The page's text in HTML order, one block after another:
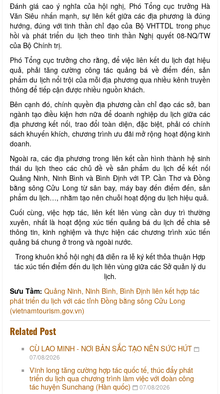
Đánh giá cao ý nghĩa của hội nghị, Phó Tổng cục trưởng Hà
Văn Siêu nhấn mạnh, sự liên kết giữa các địa phương là đúng
hướng, đúng với tinh thần chỉ đạo của Bộ VHTTDL trong phục
hồi và phát triển du lịch theo tinh thần Nghị quyết 08-NQ/TW
của Bộ Chính trị.
Phó Tổng cục trưởng cho rằng, để việc liên kết du lịch đạt hiệu
quả, phải tăng cường công tác quảng bá về điểm đến, sản
phẩm du lịch nổi trội của mỗi địa phương qua nhiều kênh truyền
thông để tiếp cận được nhiều nguồn khách.
Bên cạnh đó, chính quyền địa phương cần chỉ đạo các sở, ban
ngành tạo điều kiện hơn nữa để doanh nghiệp du lịch giữa các
địa phương kết nối, trao đổi toàn diện, đặc biệt, phải có chính
sách khuyến khích, chương trình ưu đãi mở rộng hoạt động kinh
doanh.
Ngoài ra, các địa phương trong liên kết cần hình thành hệ sinh
thái du lịch theo các chủ đề về sản phẩm du lịch để kết nối
Quảng Ninh, Ninh Bình và Bình Định với TP. Cần Thơ và Đồng
bằng sông Cửu Long từ sân bay, máy bay đến điểm đến, sản
phẩm du lịch…, nhằm tạo nên chuỗi hoạt động du lịch hiệu quả.
Cuối cùng, việc hợp tác, liên kết liên vùng cần duy trì thường
xuyên, nhất là hoạt động xúc tiến quảng bá du lịch để chia sẻ
thông tin, kinh nghiệm và thực hiện các chương trình xúc tiến
quảng bá chung ở trong và ngoài nước.
Trong khuôn khổ hội nghị đã diễn ra lễ ký kết thỏa thuận Hợp
tác xúc tiến điểm đến du lịch liên vùng giữa các Sở quản lý du
lịch.
Sưu Tầm: Quảng Ninh, Ninh Bình, Bình Định liên kết hợp tác
phát triển du lịch với các tỉnh Đồng bằng sông Cửu Long
(vietnamtourism.gov.vn)
Related Post
CÙ LAO MINH - NƠI BẢN SẮC TẠO NÊN SỨC HÚT
07/08/2026
Vĩnh long tăng cường hợp tác quốc tế, thúc đẩy phát
triển du lịch qua chương trình làm việc với đoàn công
tác huyện Sunchang (Hàn quốc)
07/08/2026